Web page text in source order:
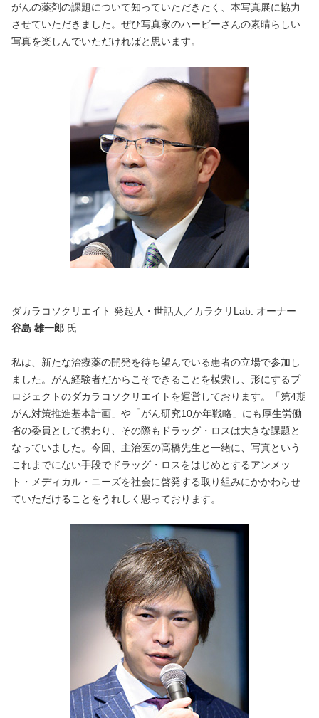
がんの薬剤の課題について知っていただきたく、本写真展に協力
させていただきました。ぜひ写真家のハービーさんの素晴らしい
写真を楽しんでいただければと思います。
ダカラコソクリエイト 発起人・世話人／カラクリLab. オーナー
谷島 雄一郎 氏
私は、新たな治療薬の開発を待ち望んでいる患者の立場で参加し
ました。がん経験者だからこそできることを模索し、形にするプ
ロジェクトのダカラコソクリエイトを運営しております。「第4期
がん対策推進基本計画」や「がん研究10か年戦略」にも厚生労働
省の委員として携わり、その際もドラッグ・ロスは大きな課題と
なっていました。今回、主治医の高橋先生と一緒に、写真という
これまでにない手段でドラッグ・ロスをはじめとするアンメッ
ト・メディカル・ニーズを社会に啓発する取り組みにかかわらせ
ていただけることをうれしく思っております。